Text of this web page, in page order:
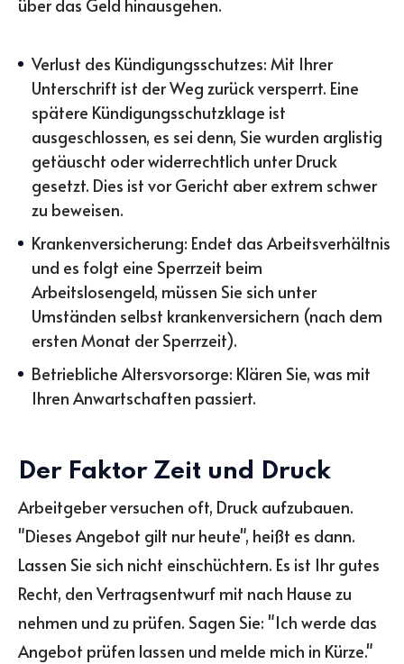
über das Geld hinausgehen.
Verlust des Kündigungsschutzes: Mit Ihrer
Unterschrift ist der Weg zurück versperrt. Eine
spätere Kündigungsschutzklage ist
ausgeschlossen, es sei denn, Sie wurden arglistig
getäuscht oder widerrechtlich unter Druck
gesetzt. Dies ist vor Gericht aber extrem schwer
zu beweisen.
Krankenversicherung: Endet das Arbeitsverhältnis
und es folgt eine Sperrzeit beim
Arbeitslosengeld, müssen Sie sich unter
Umständen selbst krankenversichern (nach dem
ersten Monat der Sperrzeit).
Betriebliche Altersvorsorge: Klären Sie, was mit
Ihren Anwartschaften passiert.
Der Faktor Zeit und Druck
Arbeitgeber versuchen oft, Druck aufzubauen.
"Dieses Angebot gilt nur heute", heißt es dann.
Lassen Sie sich nicht einschüchtern. Es ist Ihr gutes
Recht, den Vertragsentwurf mit nach Hause zu
nehmen und zu prüfen. Sagen Sie: "Ich werde das
Angebot prüfen lassen und melde mich in Kürze."